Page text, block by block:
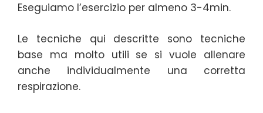
Eseguiamo l’esercizio per almeno 3-4min.
Le tecniche qui descritte sono tecniche
base ma molto utili se si vuole allenare
anche individualmente una corretta
respirazione.